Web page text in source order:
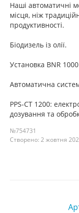
Наші автоматичні
місця, ніж
продуктивності.
Біодизель із олії.
Установка BNR
Автоматична
PPS-CT 1200:
дозування та
№754731
Створено: 2 жовтня